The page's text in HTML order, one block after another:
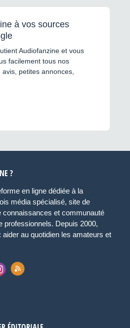
à vos sources
Audiofanzine et vous
facilement tous nos
petites annonces,
?
en ligne dédiée à la
média spécialisé, site de
connaissances et communauté
professionnels. Depuis 2000,
au quotidien les amateurs et